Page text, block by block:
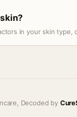
in your skin type,
Decoded by